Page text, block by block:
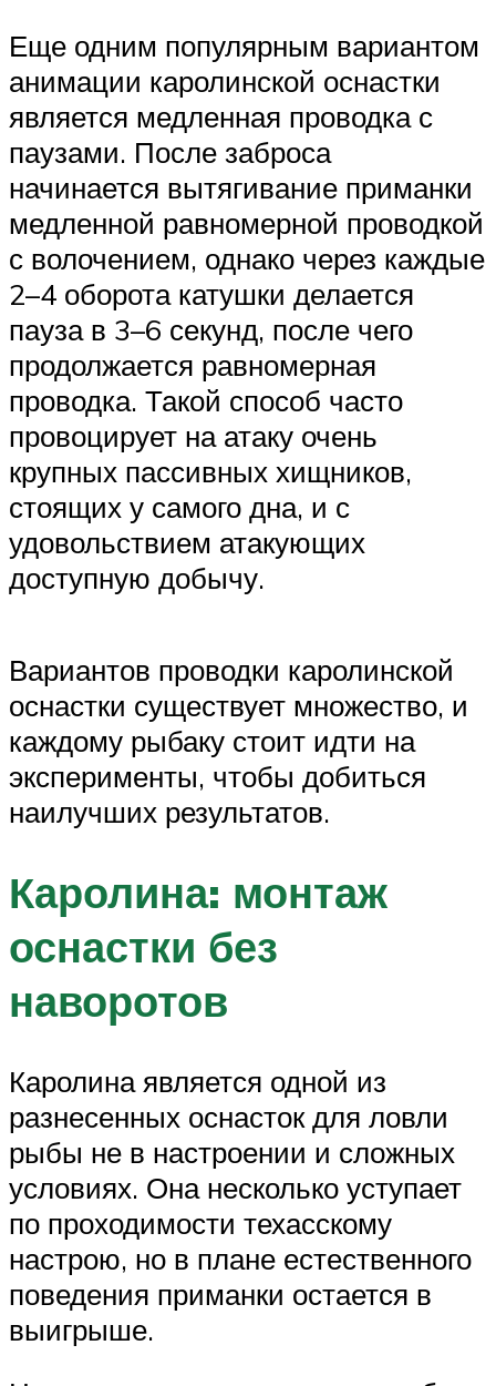
Еще одним популярным вариантом
анимации каролинской оснастки
является медленная проводка с
паузами. После заброса
начинается вытягивание приманки
медленной равномерной проводкой
с волочением, однако через каждые
2–4 оборота катушки делается
пауза в 3–6 секунд, после чего
продолжается равномерная
проводка. Такой способ часто
провоцирует на атаку очень
крупных пассивных хищников,
стоящих у самого дна, и с
удовольствием атакующих
доступную добычу.
Вариантов проводки каролинской
оснастки существует множество, и
каждому рыбаку стоит идти на
эксперименты, чтобы добиться
наилучших результатов.
Каролина: монтаж
оснастки без
наворотов
Каролина является одной из
разнесенных оснасток для ловли
рыбы не в настроении и сложных
условиях. Она несколько уступает
по проходимости техасскому
настрою, но в плане естественного
поведения приманки остается в
выигрыше.